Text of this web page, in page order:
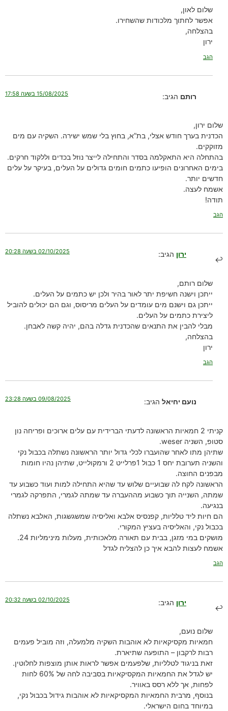
שלום לאון,
אפשר לחתוך מלכודות שהשחירו.
בהצלחה,
ירון
הגב
רותם הגיב: 15/08/2025 בשעה 17:58
שלום ירון,
הכדנית בערך חודש אצלי, בת”א, בחוץ בלי שמש ישירה. השקיה עם מים
מזוקקים.
בהתחלה היא התאקלמה בסדר והתחילה לייצר נוזל בכדים וללקוד חרקים.
בימים האחרונים הופיעו כתמים חומים גדולים על העלים, בעיקר על עלים
חדשים יותר.
אשמח לעצה.
תודה!
הגב
ירון הגיב: 02/10/2025 בשעה 20:28
שלום רותם,
ייתכן וישנה חשיפת יתר לאור בהיר ולכן יש כתמים על העלים.
ייתכן גם וישנם מים עומדים על העלים מריסוס, וגם הם יכולים להוביל
ליצירת כתמים על העלים.
מבלי להבין את התנאים שהכדנית גדלה בהם, יהיה קשה לאבחן.
בהצלחה,
ירון
הגב
נועם יחיאל הגיב: 09/08/2025 בשעה 23:28
קניתי 2 חמאיות הראשונה לדעתי הברידית עם עלים ארוכים ופריחה נון
סטופ, השניה weser.
שתיהן מתו לאחר שהועברו לכלי גדול יותר הראשונה נשתלה בכבול נקי
והשניה תערובת יחס 1 כבול 1פרלייט 2 ורמקולייט, שתיהן נהיו חומות
מבפנים החוצה.
הראשונה לקח לה שבועיים שלוש עד שהיא התחילה למות ועוד כשבוע עד
שמתה, השנייה תוך כשבוע מההעברה עד שמתה לגמרי, התפרקה לגמרי
בנגיעה.
הם חיות ליד טלליות, קפנסיס אלבא ואליסיה שמשגשגות, האלבא נשתלה
בכבול נקי, והאליסיה בעציץ המקורי.
מושקים במי מזגן, בבית עם תאורה מלאכותית, מעלות מינימליות 24.
אשמח לעצות להבא איך כן להצליח לגדל
הגב
ירון הגיב: 02/10/2025 בשעה 20:32
שלום נועם,
חמאיות מקסיקאיות לא אוהבות השקיה מלמעלה, וזה מוביל פעמים
רבות לרקבון – התופעה שתיארת.
זאת בניגוד לטלליות, שלפעמים אפשר לראות אותן מוצפות לחלוטין.
יש לגדל את החמאיות המקסיקאיות בסביבה לחה של 60% לחות
לפחות, אך ללא רסס באוויר.
בנוסף, מרבית החמאיות המקסיקאיות לא אוהבות גידול בכבול נקי,
במיוחד בחום הישראלי.